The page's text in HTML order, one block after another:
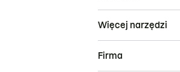
Więcej narzędzi
Firma